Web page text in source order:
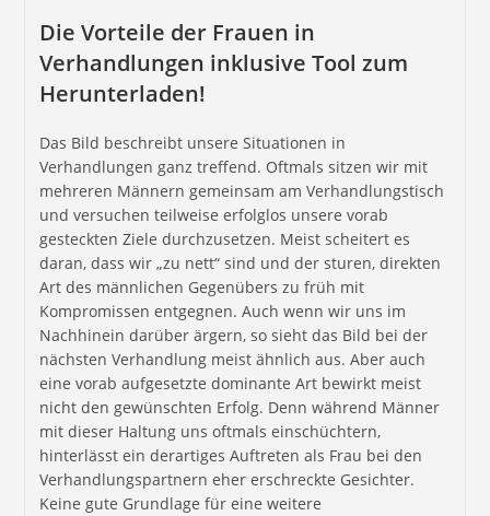
Die Vorteile der Frauen in
Verhandlungen inklusive Tool zum
Herunterladen!
Das Bild beschreibt unsere Situationen in
Verhandlungen ganz treffend. Oftmals sitzen wir mit
mehreren Männern gemeinsam am Verhandlungstisch
und versuchen teilweise erfolglos unsere vorab
gesteckten Ziele durchzusetzen. Meist scheitert es
daran, dass wir „zu nett“ sind und der sturen, direkten
Art des männlichen Gegenübers zu früh mit
Kompromissen entgegnen. Auch wenn wir uns im
Nachhinein darüber ärgern, so sieht das Bild bei der
nächsten Verhandlung meist ähnlich aus. Aber auch
eine vorab aufgesetzte dominante Art bewirkt meist
nicht den gewünschten Erfolg. Denn während Männer
mit dieser Haltung uns oftmals einschüchtern,
hinterlässt ein derartiges Auftreten als Frau bei den
Verhandlungspartnern eher erschreckte Gesichter.
Keine gute Grundlage für eine weitere